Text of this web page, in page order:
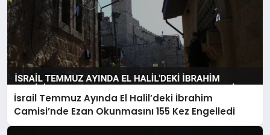
İsrail Temmuz Ayında El Halil’deki İbrahim
Camisi’nde Ezan Okunmasını 155 Kez Engelledi